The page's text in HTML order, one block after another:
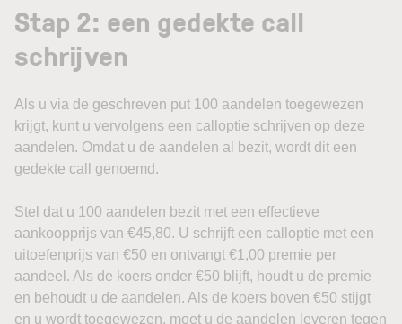
Stap 2: een gedekte call
schrijven
Als u via de geschreven put 100 aandelen toegewezen
krijgt, kunt u vervolgens een calloptie schrijven op deze
aandelen. Omdat u de aandelen al bezit, wordt dit een
gedekte call genoemd.
Stel dat u 100 aandelen bezit met een effectieve
aankoopprijs van €45,80. U schrijft een calloptie met een
uitoefenprijs van €50 en ontvangt €1,00 premie per
aandeel. Als de koers onder €50 blijft, houdt u de premie
en behoudt u de aandelen. Als de koers boven €50 stijgt
en u wordt toegewezen, moet u de aandelen leveren tegen